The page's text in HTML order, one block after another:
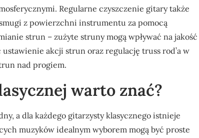
Regularne czyszczenie gitary także
z powierzchni instrumentu za pomocą
strun – zużyte struny mogą wpływać na jakość
akcji strun oraz regulację truss rod’a w
nad progiem.
warto znać?
a dla każdego gitarzysty klasycznego istnieje
muzyków idealnym wyborem mogą być proste